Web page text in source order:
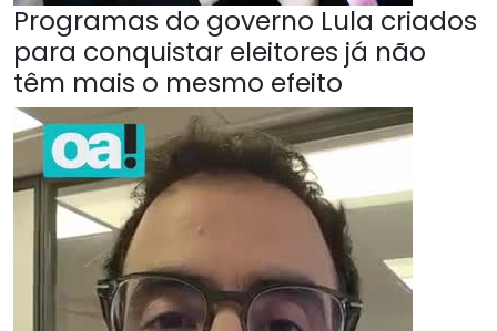
Programas do governo Lula criados
para conquistar eleitores já não
têm mais o mesmo efeito